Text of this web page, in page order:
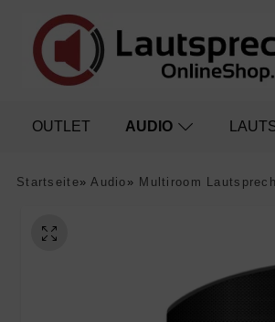
OUTLET AUDIO
Startseite»Audio » Multiroom